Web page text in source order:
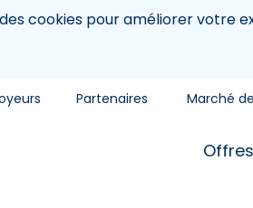
cookies pour améliorer votre
Partenaires Marché